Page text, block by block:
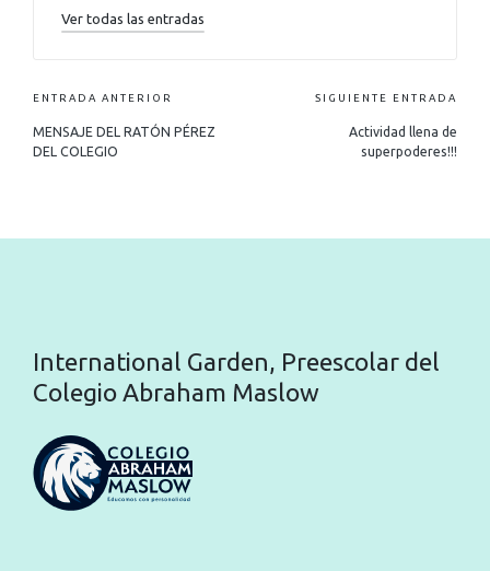
Ver todas las entradas
ENTRADA ANTERIOR
MENSAJE DEL RATÓN PÉREZ
DEL COLEGIO
SIGUIENTE ENTRADA
Actividad llena de
superpoderes!!!
International Garden, Preescolar del
Colegio Abraham Maslow